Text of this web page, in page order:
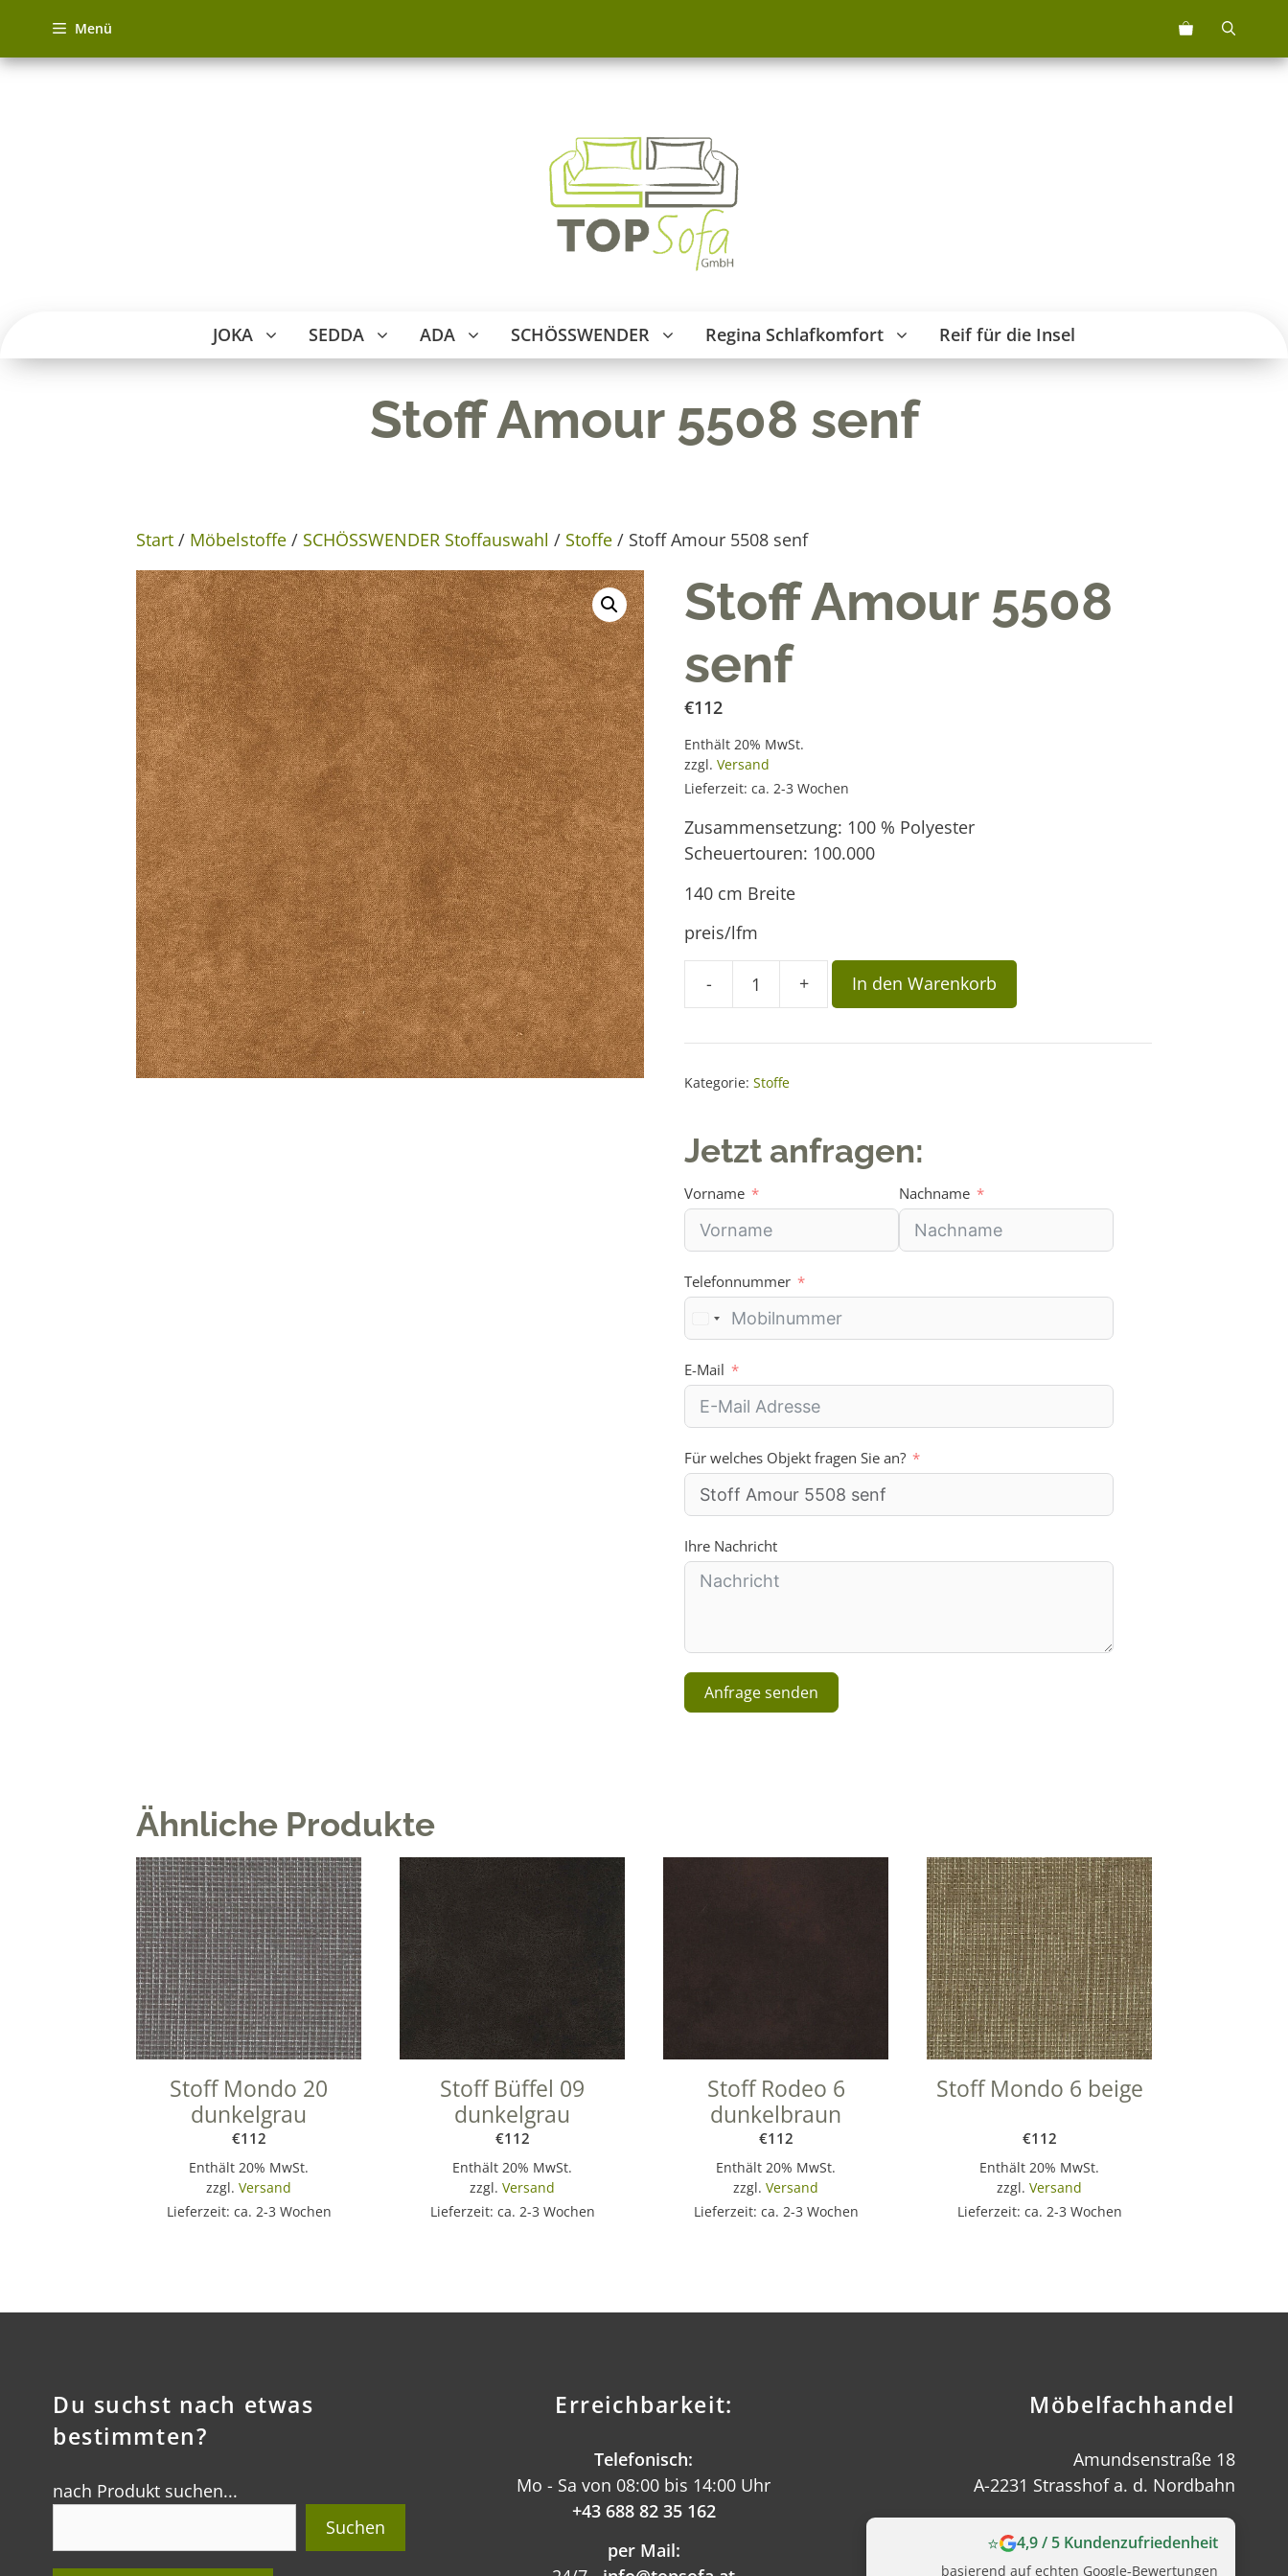
springen
Menü
JOKA SEDDA ADA SCHÖSSWENDER Regina Schlafkomfort Reif für die Insel
Stoff Amour 5508 senf
Start / Möbelstoffe / SCHÖSSWENDER Stoffauswahl / Stoffe / Stoff Amour 5508 senf
Stoff Amour 5508
senf
€112
Enthält 20% MwSt.
zzgl.Versand
Lieferzeit: ca. 2-3 Wochen
Zusammensetzung: 100 % Polyester
Scheuertouren: 100.000
140 cm Breite
preis/lfm
-
5508
senf
Menge
+ In den Warenkorb
e
r
t
v
:
Kategorie:Stoffe
Jetzt anfragen:
Vorname Nachname
Telefonnummer
E-Mail
Für welches Objekt fragen Sie an?
Ihre Nachricht
Anfrage senden
a
Ähnliche Produkte
Stoff Mondo 20
dunkelgrau
€112
Enthält 20% MwSt.
zzgl. Versand
Lieferzeit: ca. 2-3 Wochen
Stoff Büffel 09
dunkelgrau
€112
Enthält 20% MwSt.
zzgl. Versand
Lieferzeit: ca. 2-3 Wochen
Stoff Rodeo 6
dunkelbraun
€112
Enthält 20% MwSt.
zzgl. Versand
Lieferzeit: ca. 2-3 Wochen
Stoff Mondo 6 beige
€112
Enthält 20% MwSt.
zzgl. Versand
Lieferzeit: ca. 2-3 Wochen
Du suchst nach etwas
bestimmten?
nach Produkt suchen...
Suchen
Erreichbarkeit:
Telefonisch:
Mo - Sa von 08:00 bis 14:00 Uhr
+43 688 82 35 162
per Mail:
Möbelfachhandel
Amundsenstraße 18
A-2231 Strasshof a. d. Nordbahn
⭐ 4,9 / 5 Kundenzufriedenheit
basierend auf echten Google‑Bewertungen
Menge